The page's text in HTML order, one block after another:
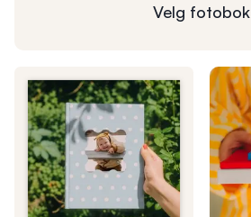
Velg fotobok